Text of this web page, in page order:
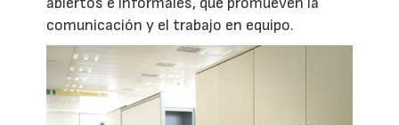
comunicación y el trabajo en equipo.